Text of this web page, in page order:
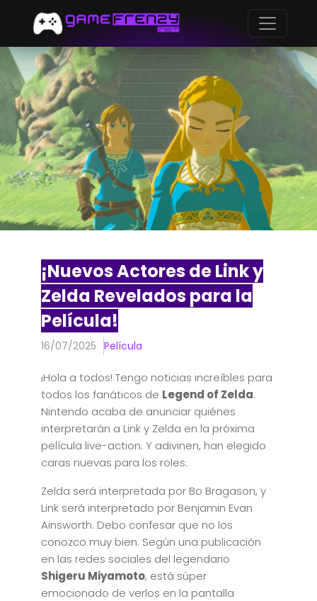
¡Nuevos Actores de Link y
Zelda Revelados para la
Película!
16/07/2025 Película
¡Hola a todos! Tengo noticias increíbles para
todos los fanáticos de Legend of Zelda.
Nintendo acaba de anunciar quiénes
interpretarán a Link y Zelda en la próxima
película live-action. Y adivinen, han elegido
caras nuevas para los roles.
Zelda será interpretada por Bo Bragason, y
Link será interpretado por Benjamin Evan
Ainsworth. Debo confesar que no los
conozco muy bien. Según una publicación
en las redes sociales del legendario
Shigeru Miyamoto, está súper
emocionado de verlos en la pantalla